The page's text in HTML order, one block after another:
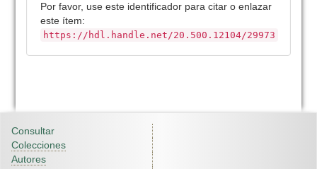
Por favor, use este identificador para citar o enlazar
este ítem:
https://hdl.handle.net/20.500.12104/29973
Consultar
Colecciones
Autores